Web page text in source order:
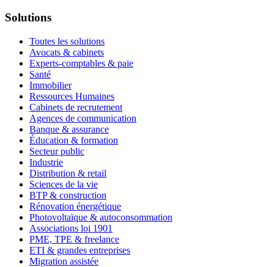
Solutions
Toutes les solutions
Avocats & cabinets
Experts-comptables & paie
Santé
Immobilier
Ressources Humaines
Cabinets de recrutement
Agences de communication
Banque & assurance
Éducation & formation
Secteur public
Industrie
Distribution & retail
Sciences de la vie
BTP & construction
Rénovation énergétique
Photovoltaïque & autoconsommation
Associations loi 1901
PME, TPE & freelance
ETI & grandes entreprises
Migration assistée